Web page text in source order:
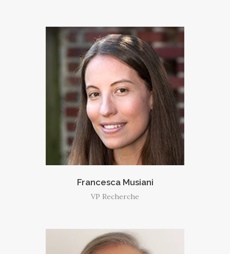
Francesca Musiani
VP Recherche